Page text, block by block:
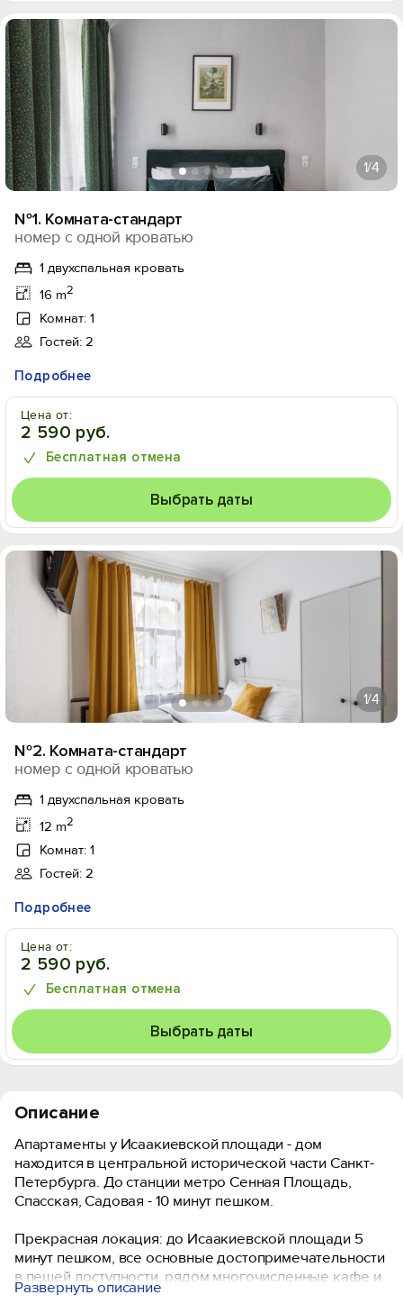
1/4
№1. Комната-стандарт
номер с одной кроватью
1 двухспальная кровать
16 m2
Комнат: 1
Гостей: 2
Подробнее
Цена от:
2 590 руб.
Бесплатная отмена
Выбрать даты
1/4
№2. Комната-стандарт
номер с одной кроватью
1 двухспальная кровать
12 m2
Комнат: 1
Гостей: 2
Подробнее
Цена от:
2 590 руб.
Бесплатная отмена
Выбрать даты
Описание
Апартаменты у Исаакиевской площади - дом
находится в центральной исторической части Санкт-
Петербурга. До станции метро Сенная Площадь,
Спасская, Садовая - 10 минут пешком.
Прекрасная локация: до Исаакиевской площади 5
минут пешком, все основные достопримечательности
в пешей доступности, рядом многочисленные кафе и
рестораны.
Развернуть описание